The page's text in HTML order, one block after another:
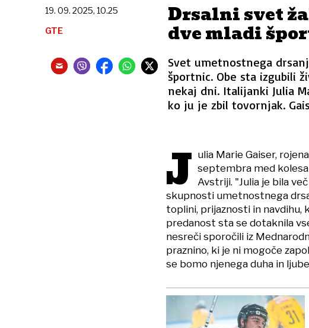
Drsalni svet
dve mladi
Svet umetnostnega
športnic. Obe sta izgubili
nekaj dni. Italijanki Julia
ko ju je zbil tovornjak.
19. 09. 2025, 10.25
GTE
J ulia Marie Gaiser,
septembra med
Avstriji. "Julia je bila
skupnosti umetnostnega
toplini, prijaznosti in navdihu,
predanost sta se dotaknila
nesreči sporočili iz
praznino, ki je ni mogoče
se bomo njenega duha in